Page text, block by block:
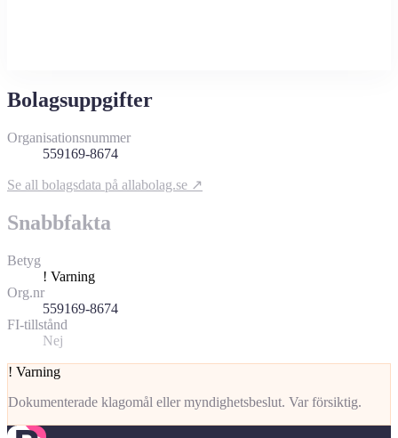
Bolagsuppgifter
Organisationsnummer
559169-8674
Se all bolagsdata på allabolag.se ↗
Snabbfakta
Betyg
! Varning
Org.nr
559169-8674
FI-tillstånd
Nej
! Varning
Dokumenterade klagomål eller myndighetsbeslut. Var försiktig.